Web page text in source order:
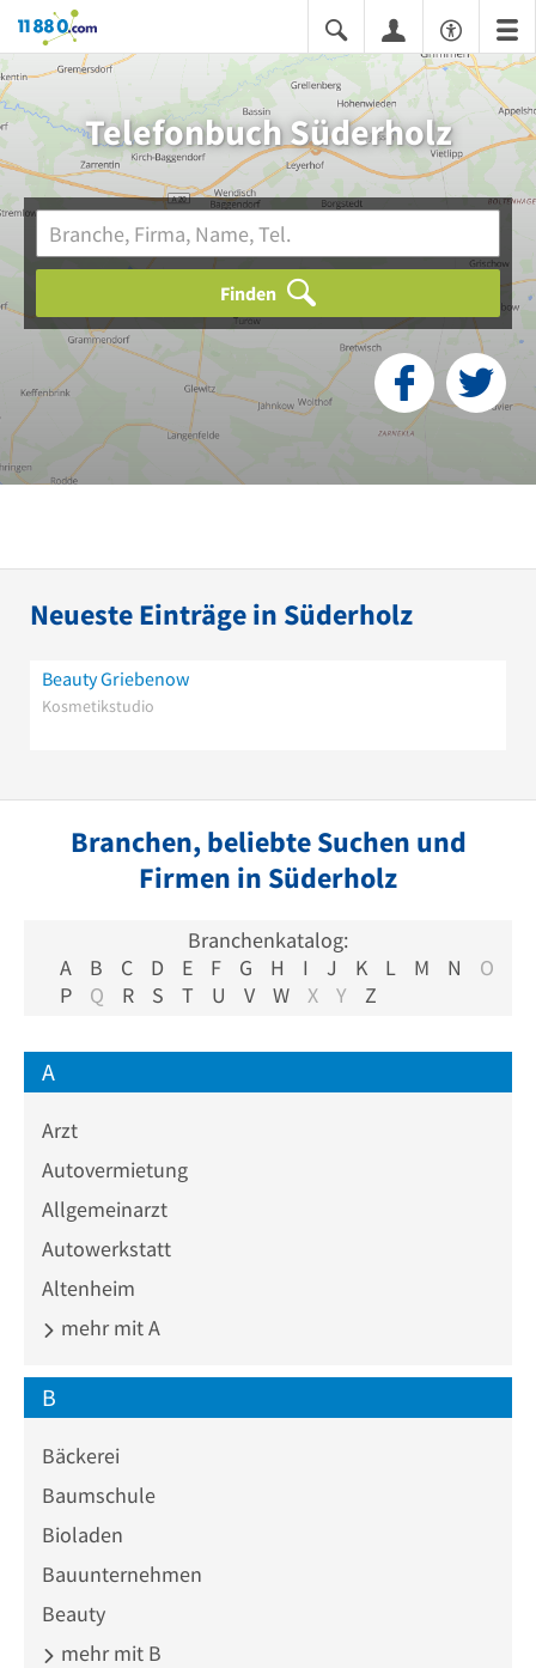
11880.com
Telefonbuch Süderholz
Finden
Neueste Einträge in Süderholz
Beauty Griebenow
Kosmetikstudio
Branchen, beliebte Suchen und
Firmen in Süderholz
Branchenkatalog:
A
B C D E F G H I J K L M N
O
P
Q R S T U V W X Y Z
A
Arzt
Autovermietung
Allgemeinarzt
Autowerkstatt
Altenheim
mehr mit A
B
Bäckerei
Baumschule
Bioladen
Bauunternehmen
Beauty
mehr mit B